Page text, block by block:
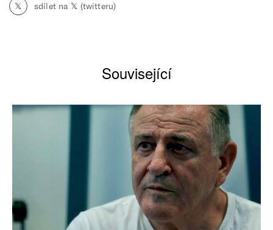
𝕏 sdílet na 𝕏 (twitteru)
Související